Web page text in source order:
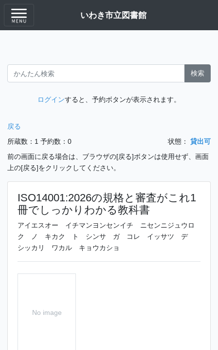
いわき市立図書館
検索
ログインすると、予約ボタンが表示されます。
戻る
所蔵数：1 予約数：0 状態：
貸出可
前の画面に戻る場合は、ブラウザの[戻る]ボタンは使用せず、画面
上の[戻る]をクリックしてください。
ISO14001:2026の規格と審査がこれ1
冊でしっかりわかる教科書
アイエスオー イチマンヨンセンイチ ニセンニジュウロ
ク ノ キカク ト シンサ ガ コレ イッサツ デ
シッカリ ワカル キョウカショ
No image